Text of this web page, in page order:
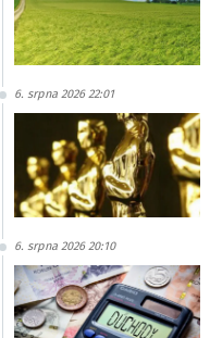
6. srpna 2026 22:01
6. srpna 2026 20:10